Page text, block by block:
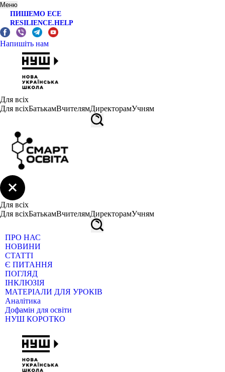
Меню
ПИШЕМО ЕСЕ
RESILIENCE.HELP
Напишіть нам
Для всіх
Для всіхБатькамВчителямДиректорамУчням
Для всіх
Для всіхБатькамВчителямДиректорамУчням
ПРО НАС
НОВИНИ
СТАТТІ
Є ПИТАННЯ
ПОГЛЯД
ІНКЛЮЗІЯ
МАТЕРІАЛИ ДЛЯ УРОКІВ
Аналітика
Дофамін для освіти
НУШ КОРОТКО